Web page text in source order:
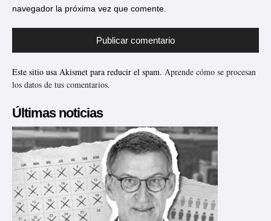
navegador la próxima vez que comente.
Este sitio usa Akismet para reducir el spam. Aprende cómo se procesan
los datos de tus comentarios.
Últimas noticias